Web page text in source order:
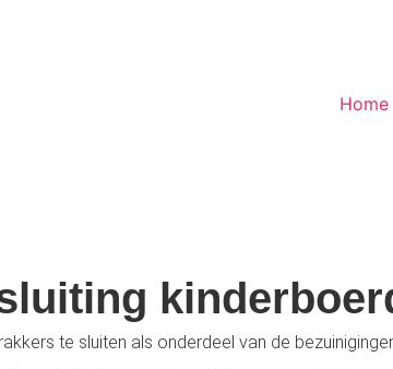
Home
te sluiten als onderdeel van de